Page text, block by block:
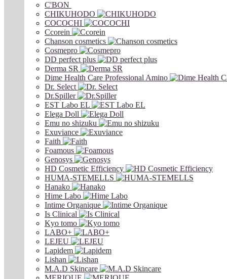
C'BON
CHIKUHODO
COCOCHI
Ccorein
Chanson cosmetics
Cosmepro
DD perfect plus
Derma SR
Dime Health Care Professional Amino
Dr. Select
Dr.Spiller
EST Labo EL
Elega Doll
Emu no shizuku
Exuviance
Faith
Foamous
Genosys
HD Cosmetic Efficiency
HUMA-STEMELLS
Hanako
Hime Labo
Intime Organique
Is Clinical
Kyo tomo
LABO+
LEJEU
Lapidem
Lishan
M.A.D Skincare